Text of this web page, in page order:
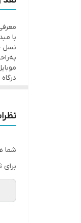
طول
۱۰ سانتی متر
نوع
درگاه 3.5 میلی‌متری در آن که سمت دیگر مبدل قرار گرفته، هدفون، هندزفری یا دیگر لوازم مجهز به کانکتور 3.5 میلی‌متری را به آیفون یا آیپد خود متصل کنید.
شما
برای